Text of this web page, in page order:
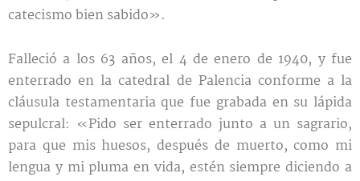
catecismo bien sabido».
Falleció a los 63 años, el 4 de enero de 1940, y fue
enterrado en la catedral de Palencia conforme a la
cláusula testamentaria que fue grabada en su lápida
sepulcral: «Pido ser enterrado junto a un sagrario,
para que mis huesos, después de muerto, como mi
lengua y mi pluma en vida, estén siempre diciendo a